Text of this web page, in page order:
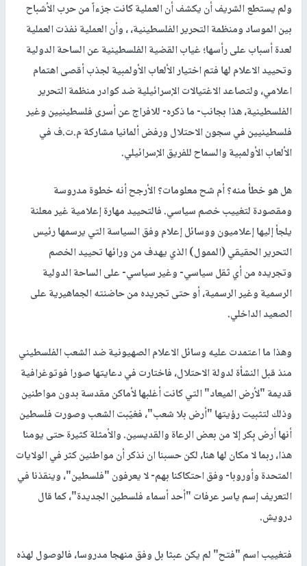
ولم يستطع الشريف أن يكشف أن العملية كانت جزءاً من حرب الأشباح
بين الموساد ومنظمة التحرير الفلسطينية، ، وأن العملية نفذت العملية
لعدة أسباب على رأسها؛ غياب القضية الفلسطينية عن الساحة الدولية
وتحييد الاعلام لها فتم اختيار الألعاب الأولمبية لجذب أقصى اهتمام
اعلامي، ولتصاعد الاغتيالات الإسرائيلية ضد كوادر منظمة التحرير
الفلسطينية، هذا بجانب- ما ذكره- للافراج عن أسرى فلسطينيين وغير
فلسطينيين في سجون الاحتلال ورفض ألمانيا مشاركة م.ت.ف في
الألعاب الأولمبية والسماح للفريق الإسرائيلي.
هل هو خطأ منه؟ أم شح معلومات؟ الأرجح أنه خطوة مدروسة
ومقصودة لتغييب خصم سياسي. فالتحييد مهارة إعلامية غير معلنة
يلجأ إليها إعلاميون ووسائل إعلام وفق السياسة التي يرسمها رئيس
التحرير الحقيقي (الممول) الذي يهدف من ورائها تحييد الخصم
وتجريده من أي ثقل سياسي- وغير سياسي- على الساحة الدولية
الرسمية وغير الرسمية، أو حتى تجريده من حاضنته الجماهيرية على
الصعيد الداخلي.
وهذا ما اعتمدت عليه وسائل الاعلام الصهيونية ضد الشعب الفلسطيني
منذ قبل النشأة لدولة الاحتلال، فاختارت في دعايتها صورا فوتوغرافية
قديمة "لأرض الميعاد" التي كانت أغلبها لأماكن مقدسة بدون مواطنين
وذلك لتثبيت رؤيتها "أرض بلا شعب"، فغيّبت الشعب وصورت فلسطين
أنها أرض بِكر إلا من بعض الرعاة والقديسين. والأمثلة كثيرة حتى يومنا
هذا، ربما لا مكان لها هنا، لكن حسبنا ان نذكر أن مواطنين كثر في الولايات
المتحدة وأوروبا- وفق احتكاكنا بهم- لا يعرفون "فلسطين"، وينقذنا في
التعريف إسم ياسر عرفات "أحد أسماء فلسطين الجديدة"، كما قال
درويش.
فتغييب اسم "فتح" لم يكن عبثا بل وفق منهجا مدروسا، فالوصول لهذه